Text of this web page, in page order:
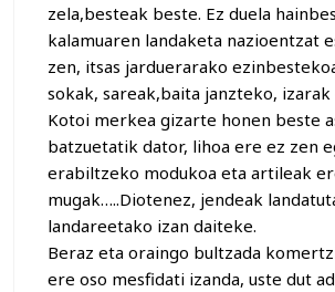
zela,besteak beste. Ez duela
kalamuaren landaketa nazioentzat
zen, itsas jarduerarako
sokak, sareak,baita janzteko, izarak
Kotoi merkea gizarte honen beste
batzuetatik dator, lihoa ere ez zen
erabiltzeko modukoa eta artileak
mugak…..Diotenez, jendeak
landareetako izan daiteke.
Beraz eta oraingo bultzada
ere oso mesfidati izanda, uste dut